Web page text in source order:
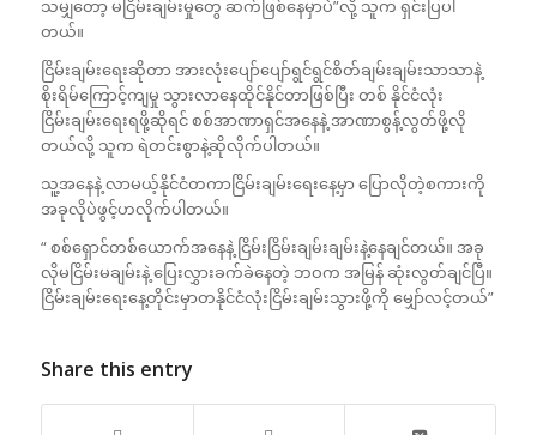
သမျှတော့ မငြိမ်းချမ်းမှုတွေ ဆက်ဖြစ်နေမှာပဲ”လို့ သူက ရှင်းပြပါ
တယ်။
ငြိမ်းချမ်းရေးဆိုတာ အားလုံးပျော်ပျော်ရွင်ရွင်စိတ်ချမ်းချမ်းသာသာနဲ့
စိုးရိမ်ကြောင့်ကျမှု သွားလာနေထိုင်နိုင်တာဖြစ်ပြီး တစ် နိုင်ငံလုံး
ငြိမ်းချမ်းရေးရဖို့ဆိုရင် စစ်အာဏာရှင်အနေနဲ့ အာဏာစွန့်လွတ်ဖို့လို
တယ်လို့ သူက ရဲတင်းစွာနဲ့ဆိုလိုက်ပါတယ်။
သူ့အနေနဲ့ လာမယ့်နိုင်ငံတကာငြိမ်းချမ်းရေးနေ့မှာ ပြောလိုတဲ့စကားကို
အခုလိုပဲဖွင့်ဟလိုက်ပါတယ်။
“ စစ်ရှောင်တစ်ယောက်အနေနဲ့ ငြိမ်းငြိမ်းချမ်းချမ်းနဲ့နေချင်တယ်။ အခု
လိုမငြိမ်းမချမ်းနဲ့ ပြေးလွှားခက်ခဲနေတဲ့ ဘဝက အမြန် ဆုံးလွတ်ချင်ပြီ။
ငြိမ်းချမ်းရေးနေ့တိုင်းမှာတနိုင်ငံလုံးငြိမ်းချမ်းသွားဖို့ကို မျှော်လင့်တယ်”
Share this entry